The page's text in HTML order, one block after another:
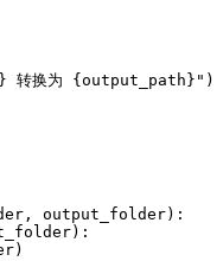
转换为 {output_path}")
output_folder):